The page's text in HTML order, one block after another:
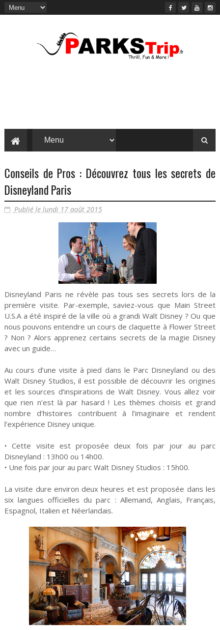
Conseils de Pros : Découvrez tous les secrets de
Disneyland Paris
Publié le lundi 17 août 2015
Disneyland Paris ne révèle pas tous ses secrets lors de la
première visite. Par-exemple, saviez-vous que Main Street
U.S.A a été inspiré de la ville où a grandi Walt Disney ? Ou que
nous pouvons entendre un cours de claquette à Flower Street
? Non ? Alors apprenez certains secrets de la magie Disney
avec un guide…
Au cours d’une visite à pied dans le Parc Disneyland ou des
Walt Disney Studios, il est possible de découvrir les origines
et les sources d’inspirations de Walt Disney. Vous allez voir
que rien n’est là par hasard ! Les thèmes choisis et grand
nombre d’histoires contribuent à l’imaginaire et rendent
l’expérience Disney unique.
• Cette visite est proposée deux fois par jour au parc
Disneyland : 13h00 ou 14h00.
• Une fois par jour au parc Walt Disney Studios : 15h00.
La visite dure environ deux heures et est proposée dans les
six langues officielles du parc : Allemand, Anglais, Français,
Espagnol, Italien et Néerlandais.